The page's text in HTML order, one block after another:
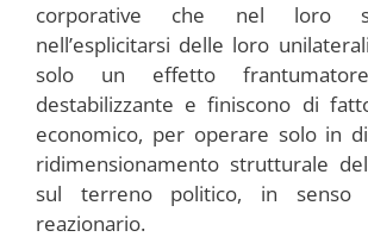
corporative che nel loro
nell’esplicitarsi delle loro
solo un effetto
destabilizzante e finiscono di
economico, per operare solo in
ridimensionamento strutturale
sul terreno politico, in senso
reazionario.